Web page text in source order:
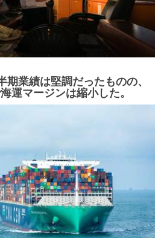
業績は堅調だったものの、
運マージンは縮小した。